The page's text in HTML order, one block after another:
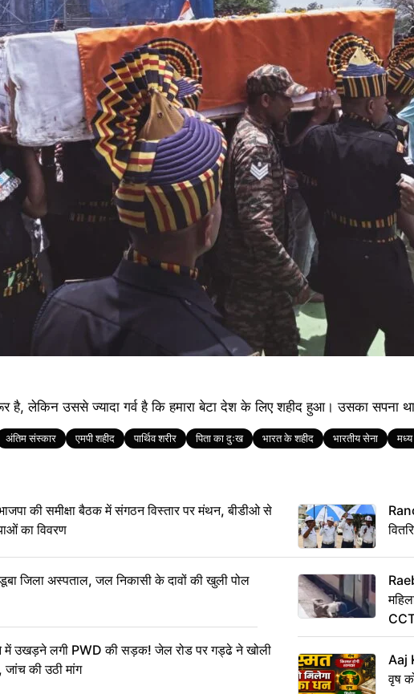
लेकिन उससे ज्यादा गर्व है कि हमारा बेटा देश के लिए शहीद हुआ। उसका सपना
अंतिम संस्कार एमपी शहीद पार्थिव शरीर पिता का दुःख भारत के शहीद भारतीय सेना
की समीक्षा बैठक में संगठन विस्तार पर मंथन, बीडीओ से
का विवरण
जिला अस्पताल, जल निकासी के दावों की खुली पोल
में उखड़ने लगी PWD की सड़क! जेल रोड पर गड्ढे ने खोली
जांच की उठी मांग
Aaj
वृष